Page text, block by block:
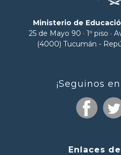
Ministerio de
25 de Mayo 90 · 1º piso ·
(4000) Tucumán -
¡Seguinos
Enlaces